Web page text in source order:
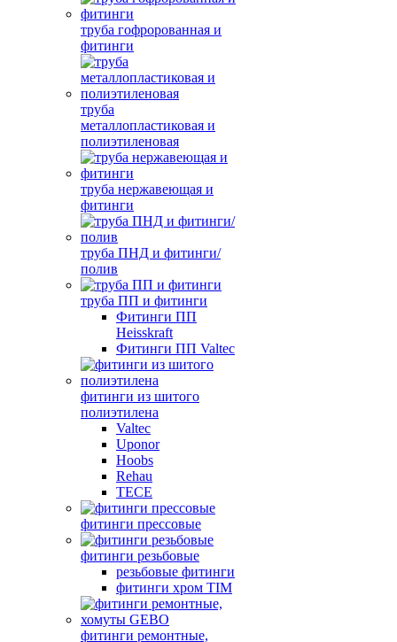
труба гофророванная и
фитинги
труба
металлопластиковая и
полиэтиленовая
труба нержавеющая и
фитинги
труба ПНД и фитинги/
полив
труба ПП и фитинги
Фитинги ПП
Heisskraft
Фитинги ПП Valtec
фитинги из шитого
полиэтилена
Valtec
Uponor
Hoobs
Rehau
TECE
фитинги прессовые
фитинги резьбовые
резьбовые фитинги
фитинги хром TIM
фитинги ремонтные,